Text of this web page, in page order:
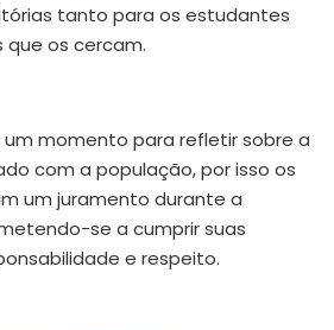
tanto para os estudantes
os cercam.
momento para refletir sobre a
com a população, por isso os
um juramento durante a
se a cumprir suas
e respeito.